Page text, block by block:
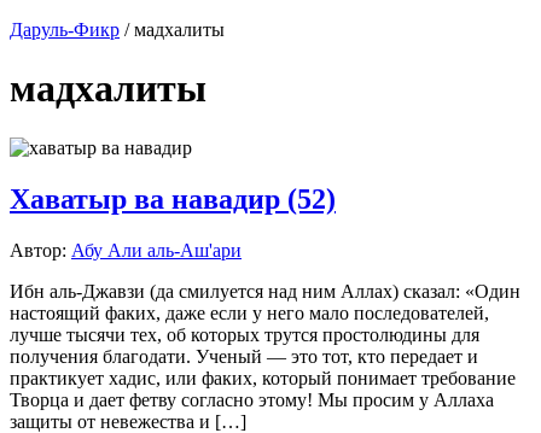
Даруль-Фикр /мадхалиты
мадхалиты
Хаватыр ва навадир (52)
Автор: Абу Али аль-Аш'ари
Ибн аль-Джавзи (да смилуется над ним Аллах) сказал: «Один
настоящий факих, даже если у него мало последователей,
лучше тысячи тех, об которых трутся простолюдины для
получения благодати. Ученый — это тот, кто передает и
практикует хадис, или факих, который понимает требование
Творца и дает фетву согласно этому! Мы просим у Аллаха
защиты от невежества и […]